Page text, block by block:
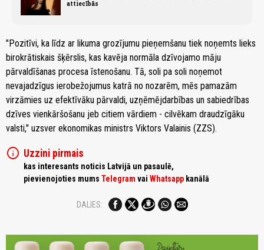
attiecībās
"Pozitīvi, ka līdz ar likuma grozījumu pieņemšanu tiek noņemts lieks
birokrātiskais šķērslis, kas kavēja normāla dzīvojamo māju
pārvaldīšanas procesa īstenošanu. Tā, soli pa soli noņemot
nevajadzīgus ierobežojumus katrā no nozarēm, mēs pamazām
virzāmies uz efektīvāku pārvaldi, uzņēmējdarbības un sabiedrības
dzīves vienkāršošanu jeb citiem vārdiem - cilvēkam draudzīgāku
valsti," uzsver ekonomikas ministrs Viktors Valainis (ZZS).
info Uzzini pirmais
kas interesants noticis Latvijā un pasaulē,
pievienojoties mums Telegram vai Whatsapp kanālā
DALIES: